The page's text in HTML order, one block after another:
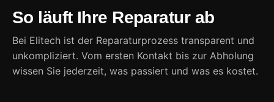
So läuft Ihre Reparatur ab
Bei Elitech ist der Reparaturprozess transparent und
unkompliziert. Vom ersten Kontakt bis zur Abholung
wissen Sie jederzeit, was passiert und was es kostet.